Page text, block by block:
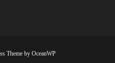
Theme by OceanWP